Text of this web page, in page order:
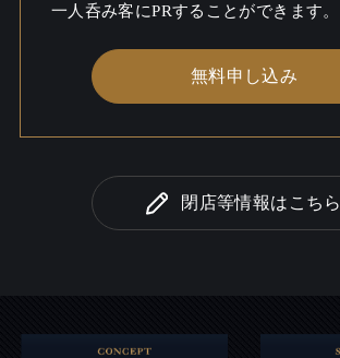
一人呑み客にPRすることができます。
無料申し込み
閉店等情報はこちら